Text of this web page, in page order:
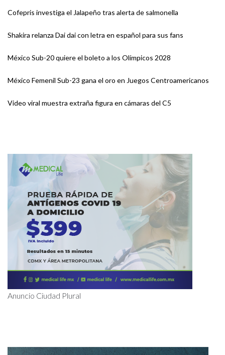
Cofepris investiga el Jalapeño tras alerta de salmonella
Shakira relanza Dai dai con letra en español para sus fans
México Sub-20 quiere el boleto a los Olímpicos 2028
México Femenil Sub-23 gana el oro en Juegos Centroamericanos
Video viral muestra extraña figura en cámaras del C5
Anuncio Ciudad Plural